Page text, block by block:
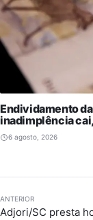
Endividamento
inadimplência
6 agosto, 2026
ANTERIOR
Adjori/SC presta